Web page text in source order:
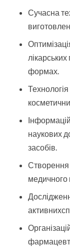
Сучасна
лікарських
формах.
наукових
засобів.
Створення
медичного